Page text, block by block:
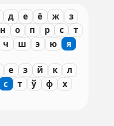
д е ё ж
з
н о п р с
т
ч ш э ю я
е з й к
л
с т ў ф
х